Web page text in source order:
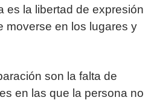
es la libertad de expresión
moverse en los lugares y
son la falta de
en las que la persona no